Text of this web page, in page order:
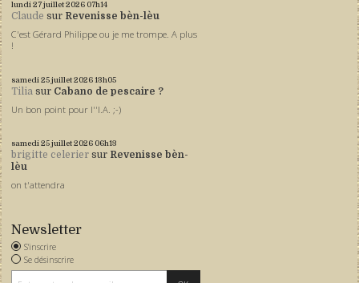
lundi 27juillet 2026 07h14
Claude sur Revenisse bèn-lèu
C'est Gérard Philippe ou je me trompe. A plus
!
samedi 25juillet 202613h05
Tilia sur Cabano de pescaire ?
Un bon point pour l''I.A. ;-)
samedi 25juillet 2026 06h13
brigitte celerier sur Revenisse bèn-
lèu
on t'attendra
Newsletter
S'inscrire
Se désinscrire